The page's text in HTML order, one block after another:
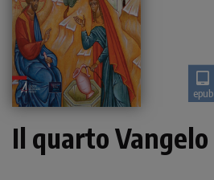
epub
Il quarto Vangelo